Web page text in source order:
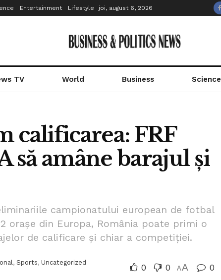
Entertainment Lifestyle joi, august 6, 2026
TV World Business Science
calificarea: FRF
să amâne barajul şi
campionatului european de fotbal
orașe din Europa, România poate primi o
de calificare și chiar a competiției.
, Sports, Uncategorized
0 0 AA 0